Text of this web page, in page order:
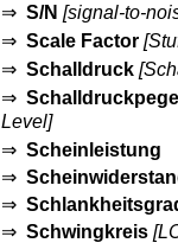
⇒S/N [signal-to-
⇒Scale Factor
⇒Schalldruck
⇒Schalldruckpegel
Level]
⇒Scheinleistung
⇒
⇒
⇒Schwingkreis